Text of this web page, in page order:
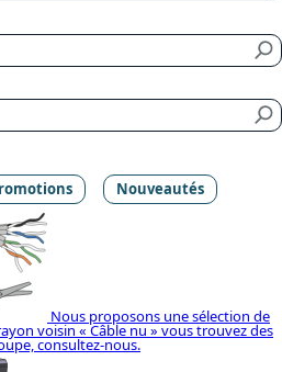
Nouveautés
Nous proposons une sélection de
voisin « Câble nu » vous trouvez des
consultez-nous.